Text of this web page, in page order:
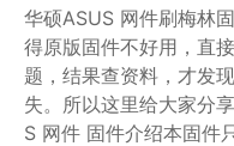
华硕ASUS 网件刷梅林
得原版固件不好用，直
题，结果查资料，才发
失。所以这里给大家分
S 网件 固件介绍本固件